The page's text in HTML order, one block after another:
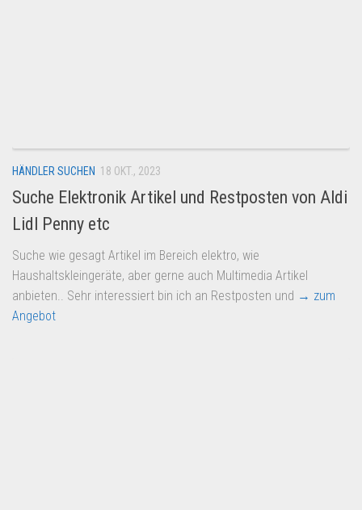
HÄNDLER SUCHEN 18 OKT., 2023
Suche Elektronik Artikel und Restposten von Aldi
Lidl Penny etc
Suche wie gesagt Artikel im Bereich elektro, wie
Haushaltskleingeräte, aber gerne auch Multimedia Artikel
anbieten.. Sehr interessiert bin ich an Restposten und → zum
Angebot